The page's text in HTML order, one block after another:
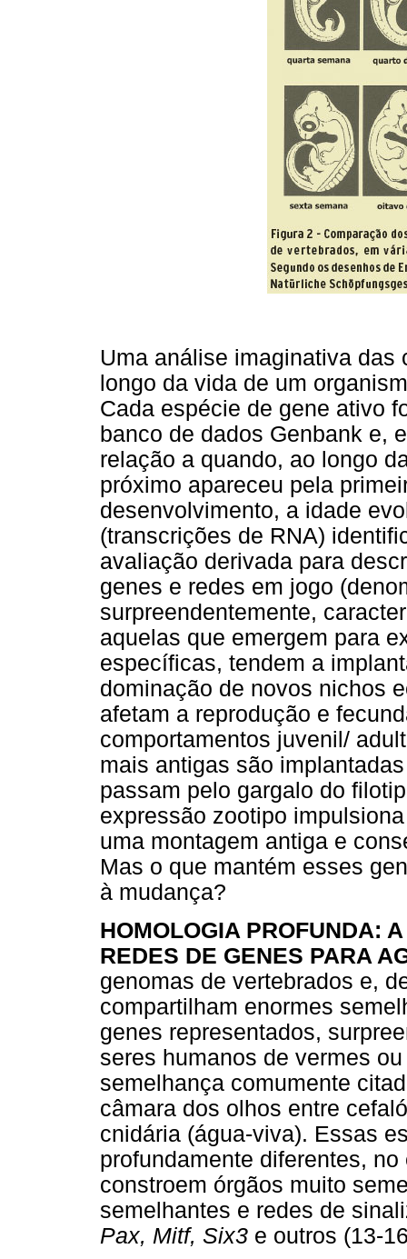
Uma análise imaginativa das
longo da vida de um
Cada espécie de gene ativo
banco de dados Genbank e,
relação a quando, ao longo
próximo apareceu pela
desenvolvimento, a idade
(transcrições de RNA)
avaliação derivada para
genes e redes em jogo
surpreendentemente,
aquelas que emergem para
específicas, tendem a
dominação de novos nichos
afetam a reprodução e
comportamentos juvenil/
mais antigas são
passam pelo gargalo do
expressão zootipo
uma montagem antiga e
Mas o que mantém esses
à mudança?
HOMOLOGIA PROFUNDA:
REDES DE GENES PARA
genomas de vertebrados e,
compartilham enormes
genes representados,
seres humanos de vermes
semelhança comumente
câmara dos olhos entre
cnidária (água-viva). Essas
profundamente diferentes,
constroem órgãos muito
semelhantes e redes de
Pax, Mitf, Six3 e outros (13-